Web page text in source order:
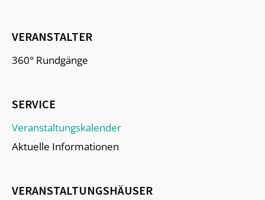
VERANSTALTER
360° Rundgänge
SERVICE
Veranstaltungskalender
Aktuelle Informationen
VERANSTALTUNGSHÄUSER